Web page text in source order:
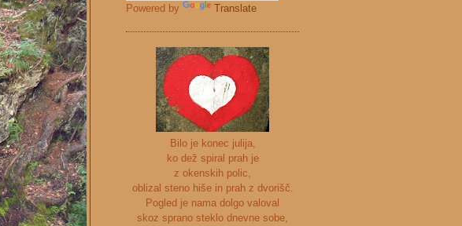
Powered by Translate
Bilo je konec julija,
ko dež spiral prah je
z okenskih polic,
oblizal steno hiše in prah z dvorišč.
Pogled je nama dolgo valoval
skoz sprano steklo dnevne sobe,